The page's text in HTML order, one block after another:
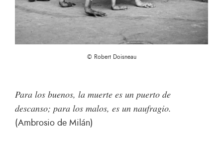
© Robert Doisneau
Para los buenos, la muerte es un puerto de
descanso; para los malos, es un naufragio.
(Ambrosio de Milán)